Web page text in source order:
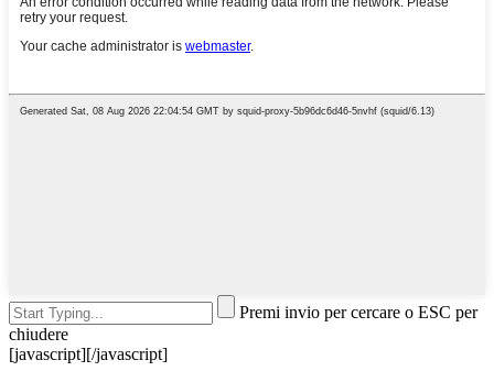
Premi invio per cercare o ESC per
chiudere
[javascript][/javascript]